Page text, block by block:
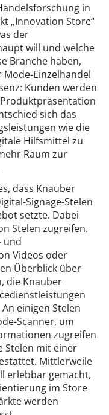
in
„Innovation Store“
der
will und welche
Branche haben,
Einzelhandel
Kunden werden
sich das
wie die
Hilfsmittel zu
Raum zur
dass Knauber
Signage-Stelen
setzte. Dabei
Stelen zugreifen.
und
Videos oder
Überblick über
die Knauber
einigen Stelen
Scanner, um
zugreifen
Stelen mit einer
Mittlerweile
erlebbar gemacht,
im Store
werden